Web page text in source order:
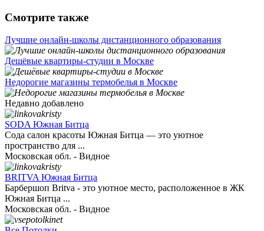
Смотрите также
Лучшие онлайн-школы дистанционного образования
Дешёвые квартиры-студии в Москве
Недорогие магазины термобелья в Москве
Недавно добавлено
SODA Южная Битца
Сода салон красоты Южная Битца — это уютное
пространство для ...
Московская обл. - Видное
BRITVA Южная Битца
Барбершоп Britva - это уютное место, расположенное в ЖК
Южная Битца ...
Московская обл. - Видное